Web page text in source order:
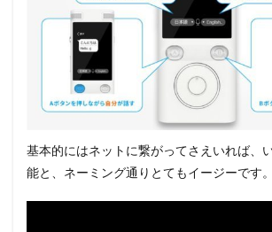
基本的にはネットに繋がってさえいれば、
能と、ネーミング通りとてもイージーです。